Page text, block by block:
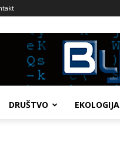
DRUŠTVO EKOLOGIJA